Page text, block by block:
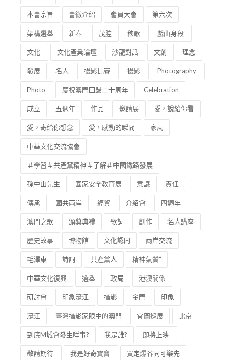
本會宗旨 會徽介紹 會員大會 第六次
架構選舉 新春 茂腔 秧歌 戲曲身段
文化 文化產業論壇 沙龍對話 文創 理念
發展 名人 攝影比賽 攝影 Photography
Photo 慶祝澳門回歸二十周年 Celebration
成立 五週年 作品 邀請展 愛，說給你看
愛，寄給你想念 愛，感動的瞬間 家風
中華文化交流協會
＃學習＃共產黨精神＃了解＃中國鐵路發展
孫中山先生 國家安全教育展 意識 責任
傳承 國共兩岸 經貿 介紹會 四週年
澳門之歌 頒獎典禮 歌詞 創作 名人講座
歷史故事 博物館 文化認同 兩岸交流
毛澤東 詩詞 共產黨人 精神氣質”
中華文化復興 選舉 政局 港澳關係
研討會 印象濠江 攝影 金門 印象
濠江 臺灣攝影家眼中的澳門 宜蘭巡展 北京
到底M城會發生咩事? 我是誰? 即將上映
敬請期待 我是好奇寶寶 買定爆谷同可樂先